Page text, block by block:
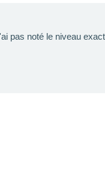
pas noté le niveau